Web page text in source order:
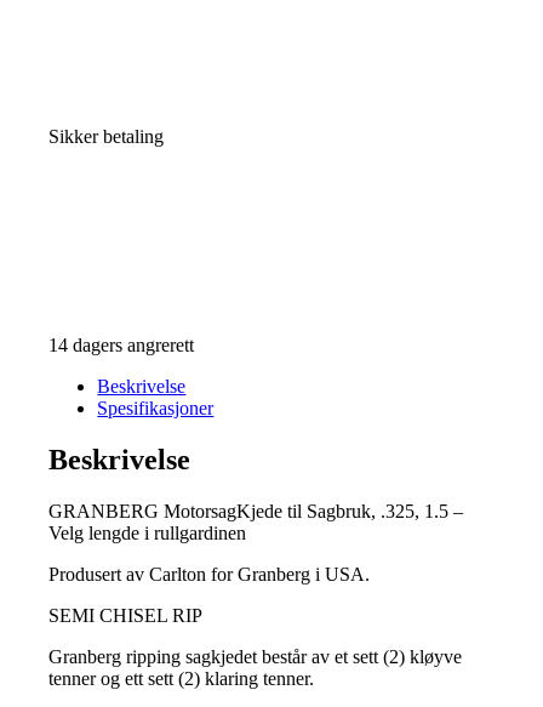
Sikker betaling
14 dagers angrerett
Beskrivelse
Spesifikasjoner
Beskrivelse
GRANBERG MotorsagKjede til Sagbruk, .325, 1.5 –
Velg lengde i rullgardinen
Produsert av Carlton for Granberg i USA.
SEMI CHISEL RIP
Granberg ripping sagkjedet består av et sett (2) kløyve
tenner og ett sett (2) klaring tenner.